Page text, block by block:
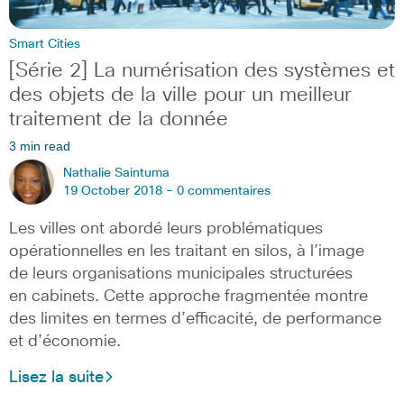
Smart Cities
[Série 2] La numérisation des systèmes et
des objets de la ville pour un meilleur
traitement de la donnée
3 min read
Nathalie Saintuma
19 October 2018 - 0 commentaires
Les villes ont abordé leurs problématiques
opérationnelles en les traitant en silos, à l’image
de leurs organisations municipales structurées
en cabinets. Cette approche fragmentée montre
des limites en termes d’efficacité, de performance
et d’économie.
Lisez la suite